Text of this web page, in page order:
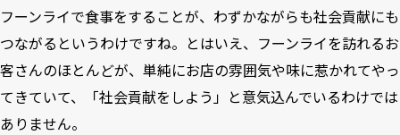
フーンライで食事をすることが、わずかながらも社会貢献にも
つながるというわけですね。とはいえ、フーンライを訪れるお
客さんのほとんどが、単純にお店の雰囲気や味に惹かれてやっ
てきていて、「社会貢献をしよう」と意気込んでいるわけでは
ありません。